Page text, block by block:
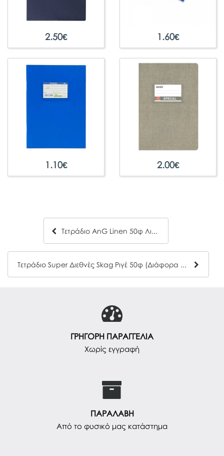
2.50€ 1.60€
1.10€ 2.00€
Τετράδιο AnG Linen 50φ Λιλά
Τετράδιο Super Διεθνές Skag Ριγέ 50φ (Διάφορα χρώματα & σχέδια)
ΓΡΗΓΟΡΗ ΠΑΡΑΓΓΕΛΙΑ
Χωρίς εγγραφή
ΠΑΡΑΛΑΒΗ
Από το φυσικό μας κατάστημα